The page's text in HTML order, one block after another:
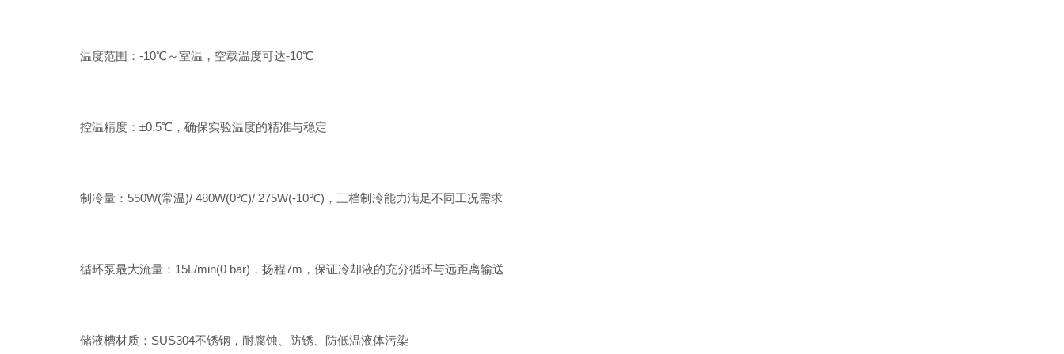
温度范围：-10℃～室温，空载温度可达-10℃
控温精度：±0.5℃，确保实验温度的精准与稳定
制冷量：550W(常温)/ 480W(0℃)/ 275W(-10℃)，三档制冷能力满足不同工况需求
循环泵最大流量：15L/min(0 bar)，扬程7m，保证冷却液的充分循环与远距离输送
储液槽材质：SUS304不锈钢，耐腐蚀、防锈、防低温液体污染